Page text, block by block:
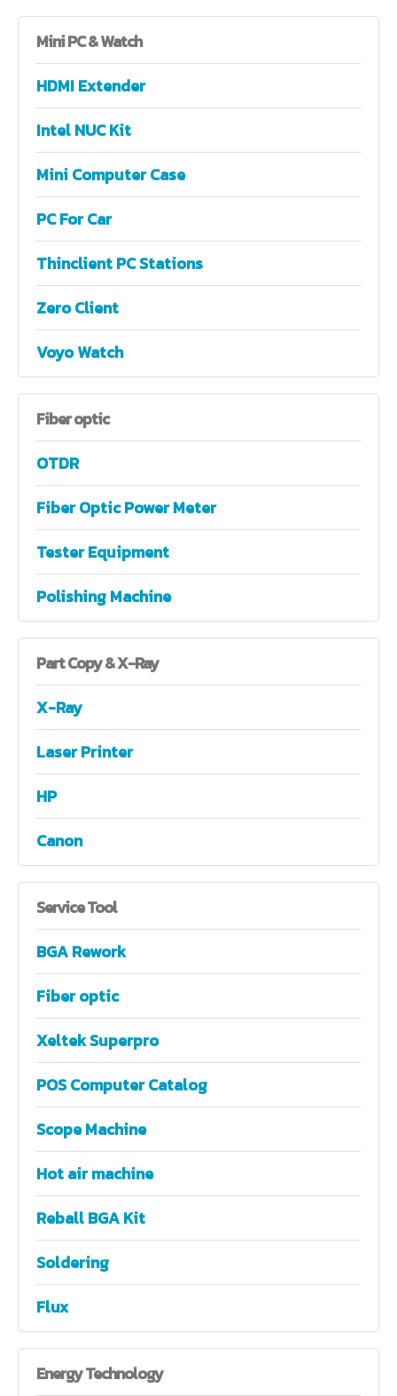
MiniPC & Watch
HDMI Extender
Intel NUC Kit
Mini Computer Case
PC For Car
Thinclient PC Stations
Zero Client
Voyo Watch
Fiberoptic
OTDR
Fiber Optic Power Meter
Tester Equipment
Polishing Machine
PartCopy & X-Ray
X-Ray
Laser Printer
HP
Canon
ServiceTool
BGA Rework
Fiber optic
Xeltek Superpro
POS Computer Catalog
Scope Machine
Hot air machine
Reball BGA Kit
Soldering
Flux
EnergyTechnology